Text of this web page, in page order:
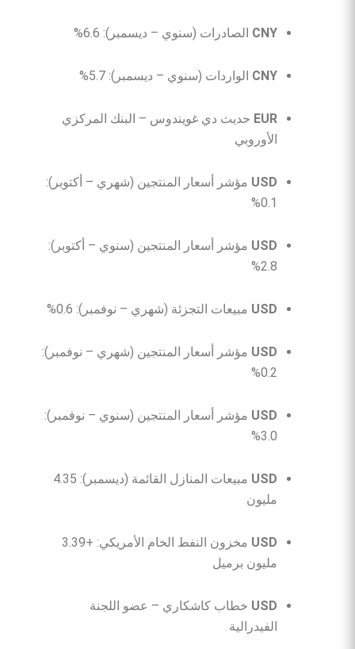
CNY الصادرات (سنوي – ديسمبر): 6.6%
CNY الواردات (سنوي – ديسمبر): 5.7%
EUR حديث دي غويندوس – البنك المركزي
الأوروبي
USD مؤشر أسعار المنتجين (شهري – أكتوبر):
0.1%
USD مؤشر أسعار المنتجين (سنوي – أكتوبر):
2.8%
USD مبيعات التجزئة (شهري – نوفمبر): 0.6%
USD مؤشر أسعار المنتجين (شهري – نوفمبر):
0.2%
USD مؤشر أسعار المنتجين (سنوي – نوفمبر):
3.0%
USD
مبيعات المنازل القائمة (ديسمبر): 4.35
مليون
USD
مخزون النفط الخام الأمريكي: +3.39
مليون برميل
USD خطاب كاشكاري – عضو اللجنة
الفيدرالية